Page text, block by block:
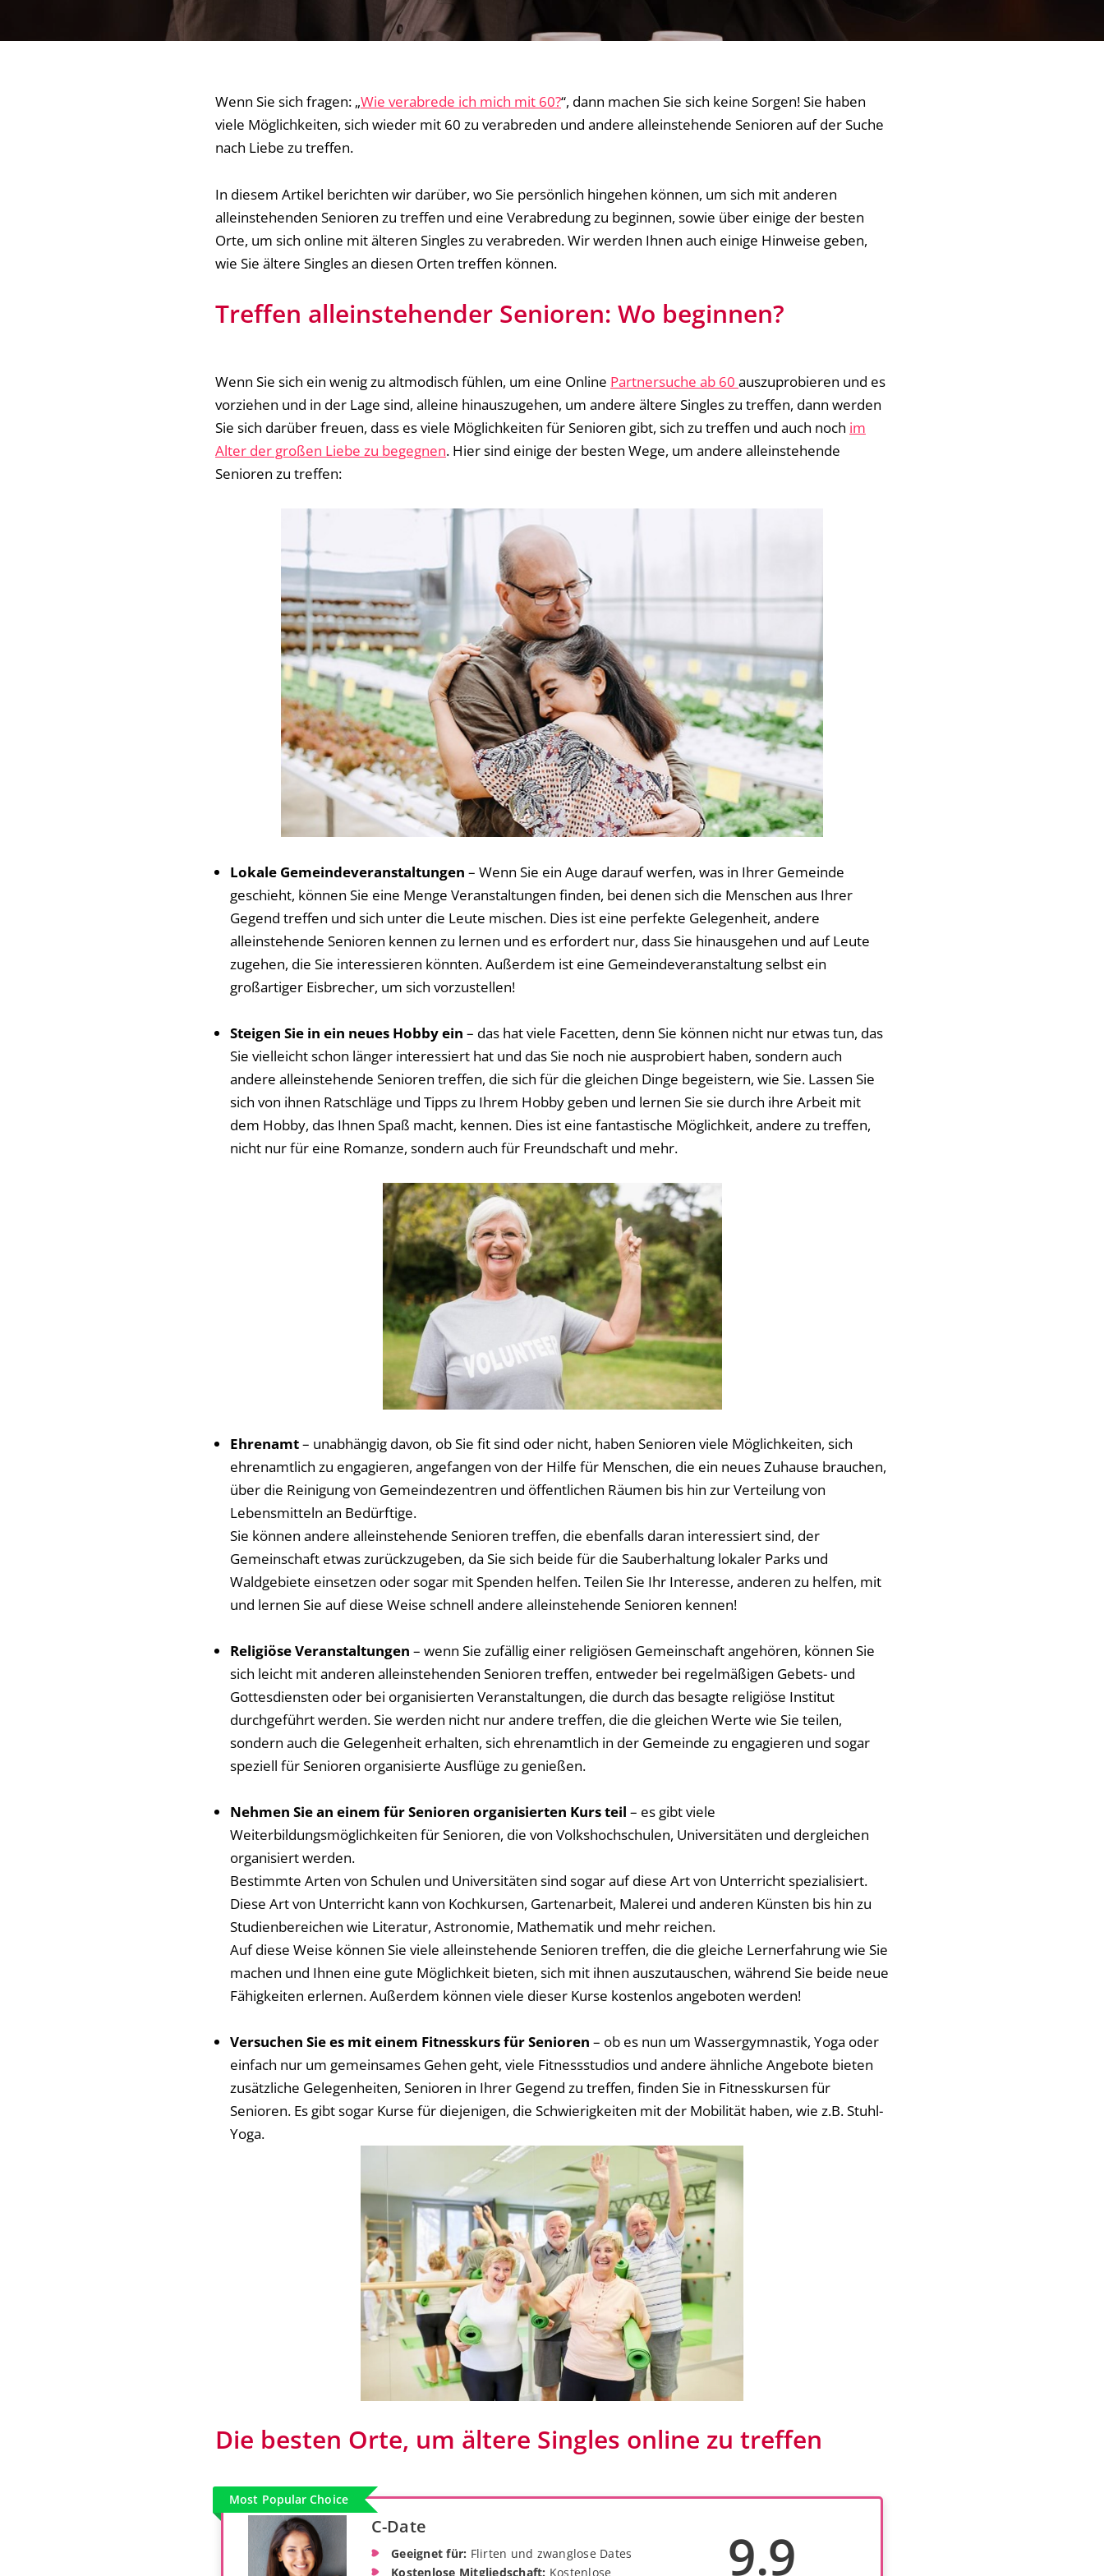
Wenn Sie sich fragen: „Wie verabrede ich mich mit 60?“, dann machen Sie sich keine Sorgen! Sie haben
viele Möglichkeiten, sich wieder mit 60 zu verabreden und andere alleinstehende Senioren auf der Suche
nach Liebe zu treffen.
In diesem Artikel berichten wir darüber, wo Sie persönlich hingehen können, um sich mit anderen
alleinstehenden Senioren zu treffen und eine Verabredung zu beginnen, sowie über einige der besten
Orte, um sich online mit älteren Singles zu verabreden. Wir werden Ihnen auch einige Hinweise geben,
wie Sie ältere Singles an diesen Orten treffen können.
Treffen alleinstehender Senioren: Wo beginnen?
Wenn Sie sich ein wenig zu altmodisch fühlen, um eine Online Partnersuche ab 60 auszuprobieren und es
vorziehen und in der Lage sind, alleine hinauszugehen, um andere ältere Singles zu treffen, dann werden
Sie sich darüber freuen, dass es viele Möglichkeiten für Senioren gibt, sich zu treffen und auch noch im
Alter der großen Liebe zu begegnen. Hier sind einige der besten Wege, um andere alleinstehende
Senioren zu treffen:
Lokale Gemeindeveranstaltungen – Wenn Sie ein Auge darauf werfen, was in Ihrer Gemeinde
geschieht, können Sie eine Menge Veranstaltungen finden, bei denen sich die Menschen aus Ihrer
Gegend treffen und sich unter die Leute mischen. Dies ist eine perfekte Gelegenheit, andere
alleinstehende Senioren kennen zu lernen und es erfordert nur, dass Sie hinausgehen und auf Leute
zugehen, die Sie interessieren könnten. Außerdem ist eine Gemeindeveranstaltung selbst ein
großartiger Eisbrecher, um sich vorzustellen!
Steigen Sie in ein neues Hobby ein – das hat viele Facetten, denn Sie können nicht nur etwas tun, das
Sie vielleicht schon länger interessiert hat und das Sie noch nie ausprobiert haben, sondern auch
andere alleinstehende Senioren treffen, die sich für die gleichen Dinge begeistern, wie Sie. Lassen Sie
sich von ihnen Ratschläge und Tipps zu Ihrem Hobby geben und lernen Sie sie durch ihre Arbeit mit
dem Hobby, das Ihnen Spaß macht, kennen. Dies ist eine fantastische Möglichkeit, andere zu treffen,
nicht nur für eine Romanze, sondern auch für Freundschaft und mehr.
Ehrenamt– unabhängig davon, ob Sie fit sind oder nicht, haben Senioren viele Möglichkeiten, sich
ehrenamtlich zu engagieren, angefangen von der Hilfe für Menschen, die ein neues Zuhause brauchen,
über die Reinigung von Gemeindezentren und öffentlichen Räumen bis hin zur Verteilung von
Lebensmitteln an Bedürftige.
Sie können andere alleinstehende Senioren treffen, die ebenfalls daran interessiert sind, der
Gemeinschaft etwas zurückzugeben, da Sie sich beide für die Sauberhaltung lokaler Parks und
Waldgebiete einsetzen oder sogar mit Spenden helfen. Teilen Sie Ihr Interesse, anderen zu helfen, mit
und lernen Sie auf diese Weise schnell andere alleinstehende Senioren kennen!
Religiöse Veranstaltungen – wenn Sie zufällig einer religiösen Gemeinschaft angehören, können Sie
sich leicht mit anderen alleinstehenden Senioren treffen, entweder bei regelmäßigen Gebets- und
Gottesdiensten oder bei organisierten Veranstaltungen, die durch das besagte religiöse Institut
durchgeführt werden. Sie werden nicht nur andere treffen, die die gleichen Werte wie Sie teilen,
sondern auch die Gelegenheit erhalten, sich ehrenamtlich in der Gemeinde zu engagieren und sogar
speziell für Senioren organisierte Ausflüge zu genießen.
Nehmen Sie an einem für Senioren organisierten Kurs teil – es gibt viele
Weiterbildungsmöglichkeiten für Senioren, die von Volkshochschulen, Universitäten und dergleichen
organisiert werden.
Bestimmte Arten von Schulen und Universitäten sind sogar auf diese Art von Unterricht spezialisiert.
Diese Art von Unterricht kann von Kochkursen, Gartenarbeit, Malerei und anderen Künsten bis hin zu
Studienbereichen wie Literatur, Astronomie, Mathematik und mehr reichen.
Auf diese Weise können Sie viele alleinstehende Senioren treffen, die die gleiche Lernerfahrung wie Sie
machen und Ihnen eine gute Möglichkeit bieten, sich mit ihnen auszutauschen, während Sie beide neue
Fähigkeiten erlernen. Außerdem können viele dieser Kurse kostenlos angeboten werden!
Versuchen Sie es mit einem Fitnesskurs für Senioren – ob es nun um Wassergymnastik, Yoga oder
einfach nur um gemeinsames Gehen geht, viele Fitnessstudios und andere ähnliche Angebote bieten
zusätzliche Gelegenheiten, Senioren in Ihrer Gegend zu treffen, finden Sie in Fitnesskursen für
Senioren. Es gibt sogar Kurse für diejenigen, die Schwierigkeiten mit der Mobilität haben, wie z.B. Stuhl-
Yoga.
Die besten Orte, um ältere Singles online zu treffen
Most Popular Choice
9.9
C-Date
Geeignet für: Flirten und zwanglose Dates
Kostenlose Mitgliedschaft: Kostenlose